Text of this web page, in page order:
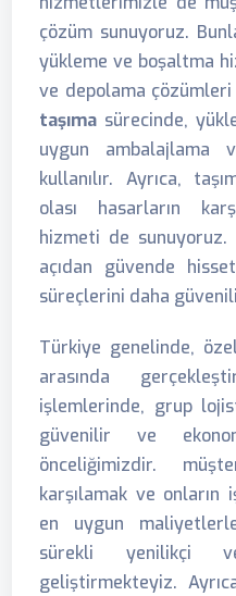
çözüm sunuyoruz.
yükleme ve boşaltma
ve depolama
taşıma sürecinde,
uygun ambalajlama
kullanılır. Ayrıca,
olası hasarların
hizmeti de
açıdan güvende
süreçlerini daha
Türkiye genelinde,
arasında
işlemlerinde, grup
güvenilir ve
önceliğimizdir.
karşılamak ve onların
en uygun
sürekli yenilikçi
geliştirmekteyiz.